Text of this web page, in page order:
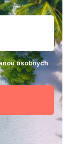
osobných